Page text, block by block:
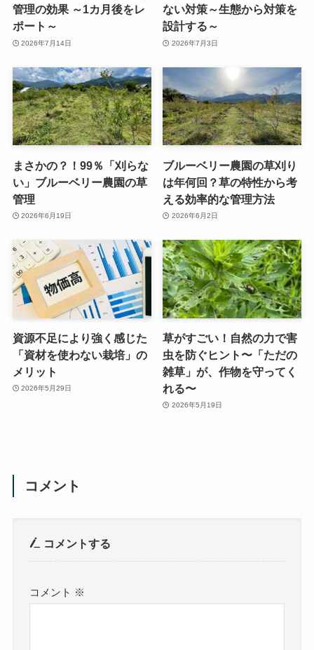
管理の効果 ～1カ月後をレ
ポート～
2026年7月14日
ない対策～生態から対策を
設計する～
2026年7月3日
まさかの？！99％「刈らな
い」ブルーベリー農園の草
管理
2026年6月19日
ブルーベリー農園の草刈り
は年何回？草の特性から考
える効率的な管理方法
2026年6月2日
資源不足により強く感じた
「資材を使わない栽培」の
メリット
2026年5月29日
草がすごい！自然の力で害
虫を防ぐヒント〜「ただの
雑草」が、作物を守ってく
れる〜
2026年5月19日
コメント
コメントする
コメント ※